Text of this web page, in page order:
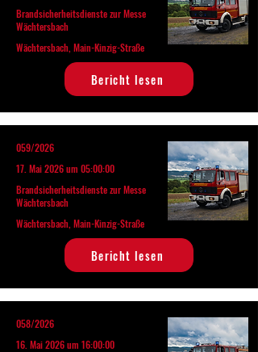
Brandsicherheitsdienste zur Messe
Wächtersbach
Wächtersbach, Main-Kinzig-Straße
Bericht lesen
059/2026
17. Mai 2026 um 05:00:00
Brandsicherheitsdienste zur Messe
Wächtersbach
Wächtersbach, Main-Kinzig-Straße
Bericht lesen
058/2026
16. Mai 2026 um 16:00:00